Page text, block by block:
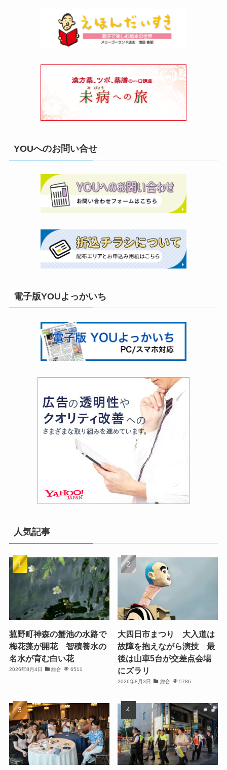
YOUへのお問い合せ
電子版YOUよっかいち
人気記事
菰野町神森の蟹池の水路で
梅花藻が開花 智積養水の
名水が育む白い花
2026年8月4日 総合 6511
大四日市まつり 大入道は
故障を抱えながら演技 最
後は山車5台が交差点会場
にズラリ
2026年8月3日 総合 5786